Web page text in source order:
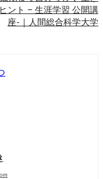
ント – 生涯学習 公開講
座-｜人間総合科学大学